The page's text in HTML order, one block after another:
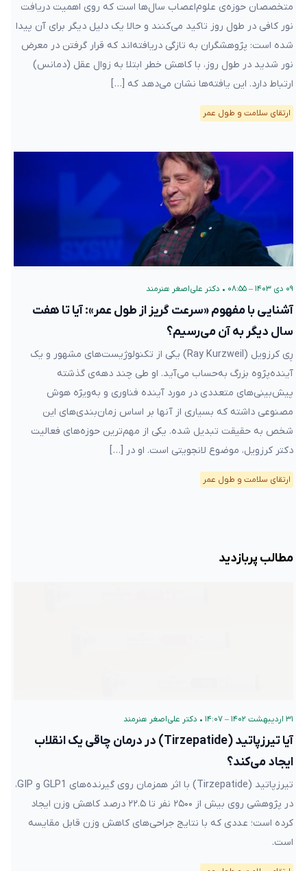
متخصصان حوزه‌ی علوم‌اعصاب سال‌ها است که روی اهمیت دریافت
نور کافی در طول روز تاکید می‌کنند و حالا یک دلیل دیگر برای آن پیدا
شده است: پژوهشگران به تازگی دریافته‌اند که قرار گرفتن در معرض
نور شدید در طول روز، با کاهش خطر ابتلا به زوال عقل (دمانس)
ارتباط دارد. این یافته‌ها نشان می‌دهد که […]
ارتقای سلامت و طول عمر
۰۹ دی ۱۴۰۳ – ۰۸:۵۵ • دکتر علی‌اصغر هنرمند
آشنایی با مفهوم «سرعت گریز از طول عمر»: آیا تا هفت
سال دیگر به آن می‌رسیم؟
رِی کرزویل (Ray Kurzweil) یکی از تکنولوژیست‌های مشهور و یک
آینده‌پژوه بزرگ به‌حساب می‌آید. او طی چند دهه‌ی گذشته
پیش‌بینی‌های متعددی در مورد آینده فناوری و به‌ویژه هوش
مصنوعی داشته که بسیاری از آنها بر اساس زمان‌بندی‌های این
شخص به حقیقت تبدیل شده. یکی از مهم‌ترین حوزه‌های فعالیت
دکتر کرزویل، موضوع لانجویتی است. او در […]
ارتقای سلامت و طول عمر
مطالب پربازدید
۳۱ اردیبهشت ۱۴۰۲ – ۱۴:۰۷ • دکتر علی‌اصغر هنرمند
آیا تیرزپاتید (Tirzepatide) در درمان چاقی یک انقلاب
ایجاد می‌کند؟
تیرزپاتید (Tirzepatide) با اثر همزمان روی گیرنده‌های GLP1 و GIP،
در پژوهشی روی بیش از ۲۵۰۰ نفر تا ۲۲.۵ درصد کاهش وزن ایجاد
کرده است؛ عددی که با نتایج جراحی‌های کاهش وزن قابل مقایسه
است.